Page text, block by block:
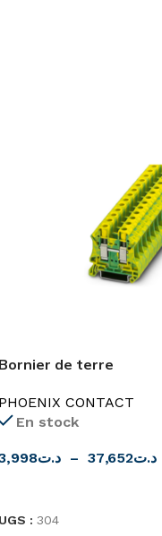
Bornier de terre
PHOENIX CONTACT
En stock
د.ت – د.ت37,652
UGS : 304